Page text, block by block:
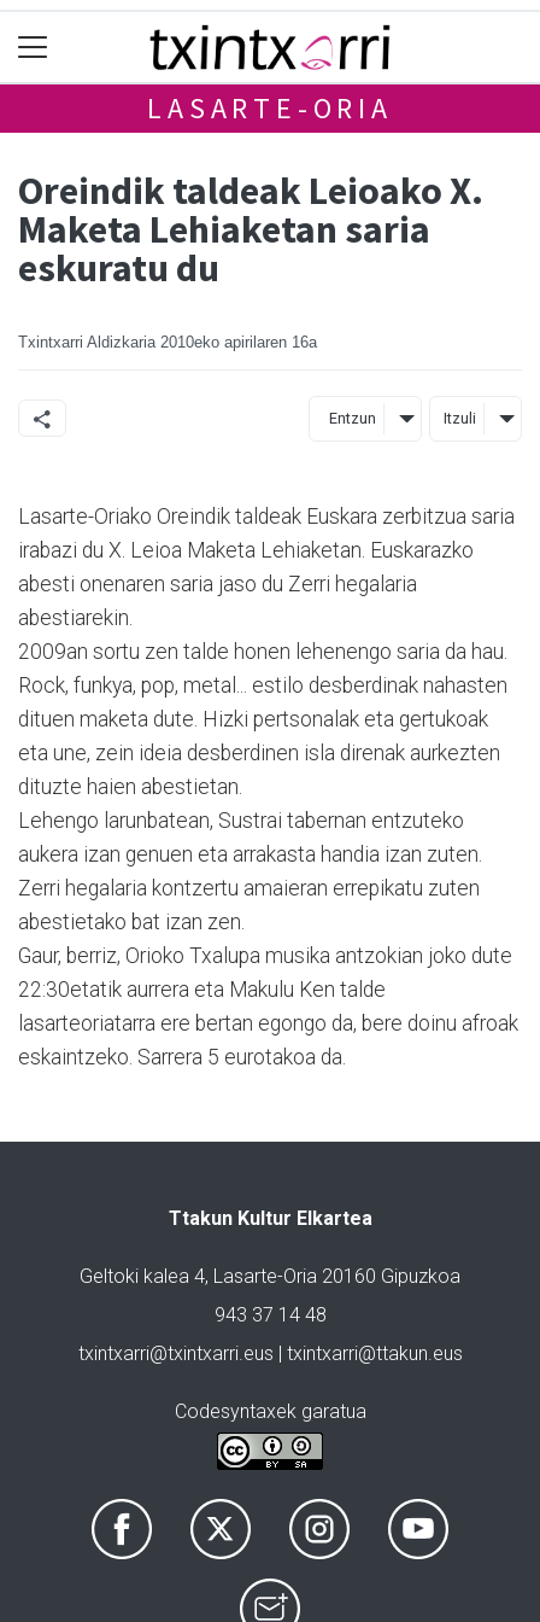
LASARTE-ORIA
Oreindik taldeak Leioako X.
Maketa Lehiaketan saria
eskuratu du
Txintxarri Aldizkaria 2010eko apirilaren 16a
Entzun Itzuli
Lasarte-Oriako Oreindik taldeak Euskara zerbitzua saria
irabazi du X. Leioa Maketa Lehiaketan. Euskarazko
abesti onenaren saria jaso du Zerri hegalaria
abestiarekin.
2009an sortu zen talde honen lehenengo saria da hau.
Rock, funkya, pop, metal... estilo desberdinak nahasten
dituen maketa dute. Hizki pertsonalak eta gertukoak
eta une, zein ideia desberdinen isla direnak aurkezten
dituzte haien abestietan.
Lehengo larunbatean, Sustrai tabernan entzuteko
aukera izan genuen eta arrakasta handia izan zuten.
Zerri hegalaria kontzertu amaieran errepikatu zuten
abestietako bat izan zen.
Gaur, berriz, Orioko Txalupa musika antzokian joko dute
22:30etatik aurrera eta Makulu Ken talde
lasarteoriatarra ere bertan egongo da, bere doinu afroak
eskaintzeko. Sarrera 5 eurotakoa da.
Ttakun Kultur Elkartea
Geltoki kalea 4, Lasarte-Oria 20160 Gipuzkoa
943 37 14 48
txintxarri@txintxarri.eus | txintxarri@ttakun.eus
Codesyntaxek garatua